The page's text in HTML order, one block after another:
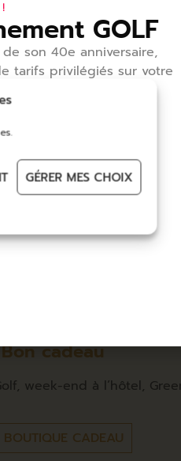
GÉRER MES CHOIX
DÉCOUVREZ
Bon cadeau
week-end à l’hôtel,
CADEAU
GOLF
de son 40e anniversaire,
tarifs privilégiés sur votre
pour découvrir ou
golf et tous ses